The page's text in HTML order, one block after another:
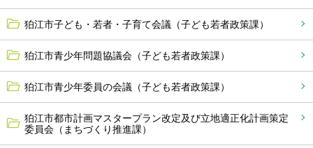
狛江市子ども・若者・子育て会議（子ども若者政策課）
狛江市青少年問題協議会（子ども若者政策課）
狛江市青少年委員の会議（子ども若者政策課）
狛江市都市計画マスタープラン改定及び立地適正化計画策定
委員会（まちづくり推進課）